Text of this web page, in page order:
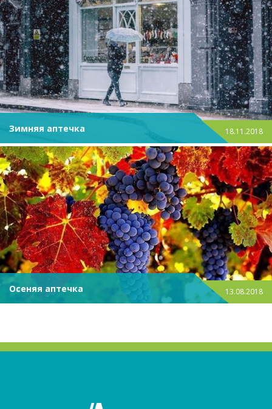
Зимняя аптечка 18.11.2018
Осеняя аптечка 13.08.2018